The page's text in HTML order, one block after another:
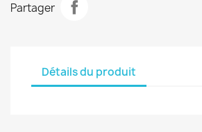
Partager
Détails du produit